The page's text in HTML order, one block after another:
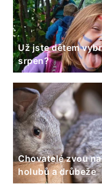
Už jste dětem
srpen?
Chovatelé zvou
holubů a drůbeže